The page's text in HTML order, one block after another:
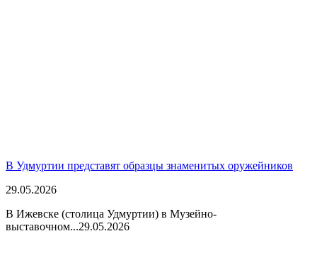
В Удмуртии представят образцы знаменитых оружейников
29.05.2026
В Ижевске (столица Удмуртии) в Музейно-
выставочном...29.05.2026